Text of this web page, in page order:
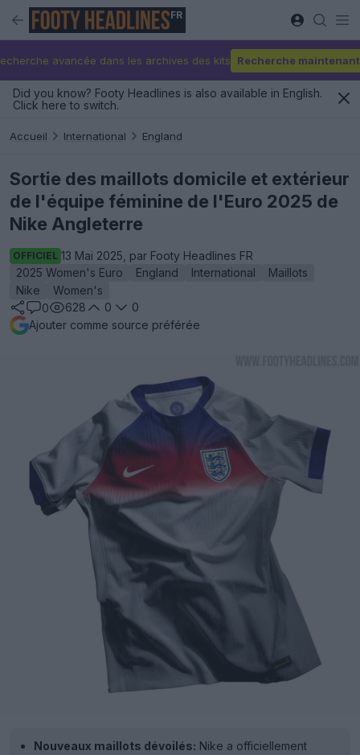
FR
avancée dans les archives des kits Recherche maintenant
Did you know? Footy Headlines is also available in English.
Click here to switch.
Accueil International England
Sortie des maillots domicile et extérieur
de l'équipe féminine de l'Euro 2025 de
Nike Angleterre
OFFICIEL 13 Mai 2025, par Footy Headlines FR
2025 Women's Euro
England International
Maillots
Nike
Women's
0
628 0
0
Ajouter comme source préférée
Nouveaux maillots dévoilés: Nike a officiellement